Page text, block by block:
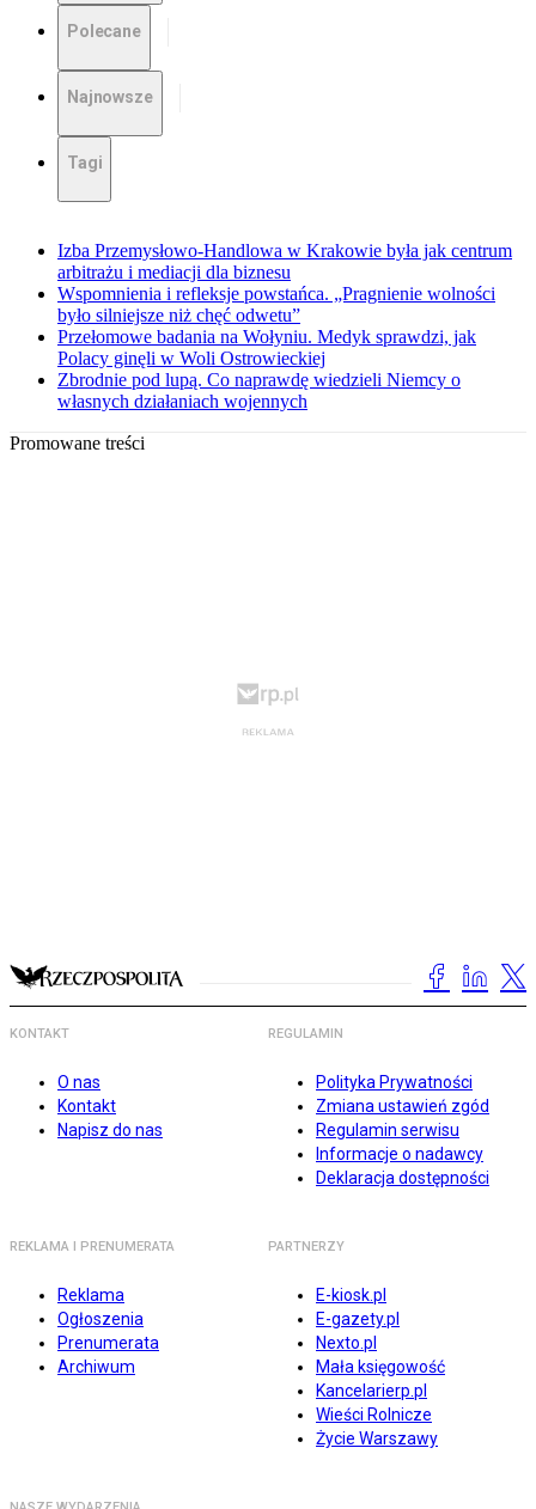
Polecane
Najnowsze
Tagi
Izba Przemysłowo-Handlowa w Krakowie była jak centrum
arbitrażu i mediacji dla biznesu
Wspomnienia i refleksje powstańca. „Pragnienie wolności
było silniejsze niż chęć odwetu”
Przełomowe badania na Wołyniu. Medyk sprawdzi, jak
Polacy ginęli w Woli Ostrowieckiej
Zbrodnie pod lupą. Co naprawdę wiedzieli Niemcy o
własnych działaniach wojennych
Promowane treści
KONTAKT
O nas
Kontakt
Napisz do nas
REGULAMIN
Polityka Prywatności
Zmiana ustawień zgód
Regulamin serwisu
Informacje o nadawcy
Deklaracja dostępności
REKLAMA I PRENUMERATA
Reklama
Ogłoszenia
Prenumerata
Archiwum
PARTNERZY
E-kiosk.pl
E-gazety.pl
Nexto.pl
Mała księgowość
Kancelarierp.pl
Wieści Rolnicze
Życie Warszawy